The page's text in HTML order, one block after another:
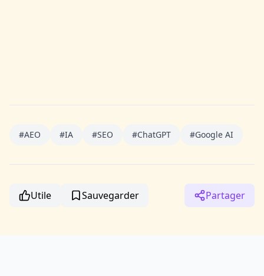
#AEO #IA #SEO #ChatGPT #Google AI
Utile Sauvegarder Partager